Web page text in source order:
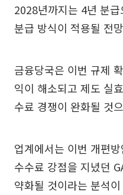
2028년까지는 4년 분
분급 방식이 적용될 전
금융당국은 이번 규제
익이 해소되고 제도 실
수료 경쟁이 완화될 것
업계에서는 이번 개편
수수료 강점을 지녔던
약화될 것이라는 분석